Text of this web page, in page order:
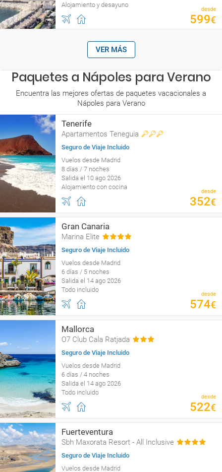
Alojamiento y desayuno
desde
599€
VER MÁS
Paquetes a Nápoles para Verano
Encuentra las mejores ofertas de paquetes vacacionales a
Nápoles para Verano
Tenerife
Apartamentos Teneguia
Seguro de Viaje Incluido
Vuelos desde Madrid
8 días / 7 noches
Salida el 10 ago 2026
Alojamiento con cocina
desde
352€
Gran Canaria
Marina Elite
Seguro de Viaje Incluido
Vuelos desde Madrid
6 días / 5 noches
Salida el 14 ago 2026
Todo incluido
desde
574€
Mallorca
O7 Club Cala Ratjada
Seguro de Viaje Incluido
Vuelos desde Madrid
6 días / 4 noches
Salida el 14 ago 2026
Todo incluido
desde
522€
Fuerteventura
Sbh Maxorata Resort - All Inclusive
Seguro de Viaje Incluido
Vuelos desde Madrid